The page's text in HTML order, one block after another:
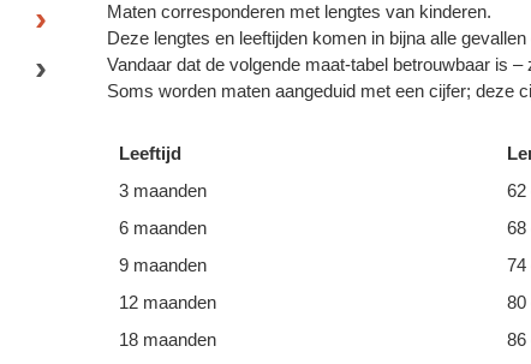
Maten corresponderen met lengtes van kinderen.
Deze lengtes en leeftijden komen in bijna alle
Vandaar dat de volgende maat-tabel betrouwbaar is
Soms worden maten aangeduid met een cijfer; deze
Leeftijd
3 maanden
62
6 maanden
68
9 maanden
74
12 maanden
80
18 maanden
86